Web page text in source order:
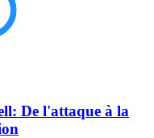
De l'attaque à la